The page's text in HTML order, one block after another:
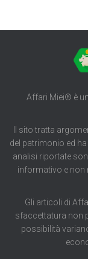
Affari Miei® è
Il sito tratta
del patrimonio ed
analisi riportate
informativo e non
Gli articoli di
sfaccettatura non
possibilità